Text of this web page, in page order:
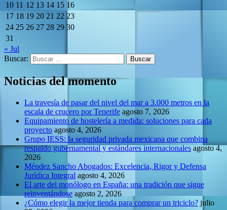
10 11 12 13 14 15 16
17 18 19 20 21 22 23
24 25 26 27 28 29 30
31
« Jul
Buscar:
Noticias del momento
La travesía de pasar del nivel del mar a 3.000 metros en la
escala de crucero por Tenerife agosto 7, 2026
Equipamiento de hostelería a medida: soluciones para cada
proyecto agosto 4, 2026
Grupo IESS: la seguridad privada mexicana que combina
respaldo gubernamental y estándares internacionales agosto 4,
2026
Méndez Sancho Abogados: Excelencia, Rigor y Defensa
Jurídica Integral agosto 4, 2026
El arte del monólogo en España: una tradición que sigue
reinventándose agosto 2, 2026
¿Cómo elegir la mejor tienda para comprar un triciclo? julio